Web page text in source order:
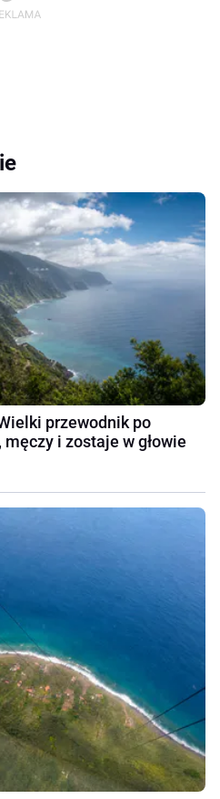
przewodnik po
i zostaje w głowie